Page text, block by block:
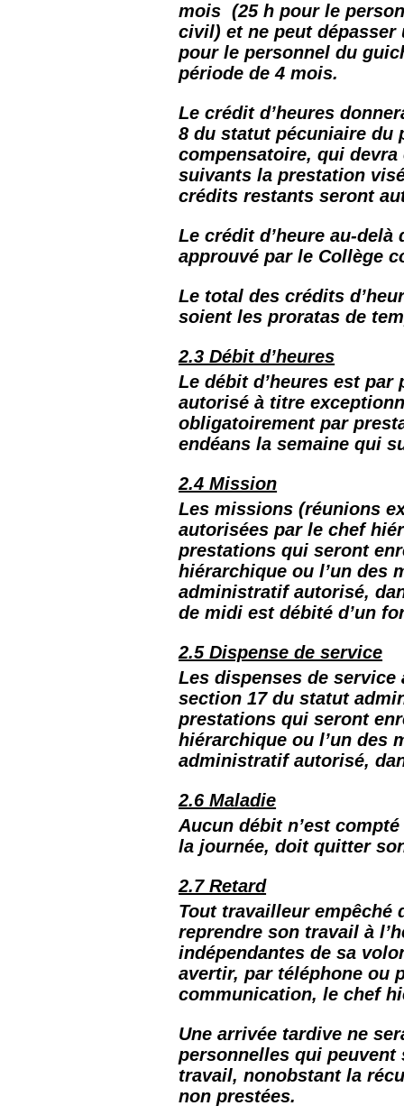
mois (25 h pour le
civil) et ne peut dépasser
pour le personnel du
période de 4 mois.
Le crédit d’heures
8 du statut pécuniaire du
compensatoire, qui
suivants la prestation
crédits restants seront
Le crédit d’heure au-
approuvé par le Collège
Le total des crédits
soient les proratas de
2.3 Débit d’heures
Le débit d’heures est
autorisé à titre
obligatoirement par
endéans la semaine qui
2.4 Mission
Les missions (réunions
autorisées par le chef
prestations qui seront
hiérarchique ou l’un des
administratif autorisé,
de midi est débité d’un
2.5 Dispense de service
Les dispenses de
section 17 du statut
prestations qui seront
hiérarchique ou l’un des
administratif autorisé,
2.6 Maladie
Aucun débit n’est
la journée, doit quitter
2.7 Retard
Tout travailleur empêché
reprendre son travail à
indépendantes de sa
avertir, par téléphone ou
communication, le chef
Une arrivée tardive ne
personnelles qui peuvent
travail, nonobstant la
non prestées.